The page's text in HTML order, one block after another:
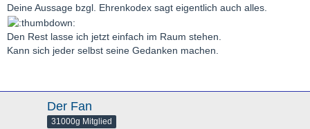
Deine Aussage bzgl. Ehrenkodex sagt eigentlich auch alles.
Den Rest lasse ich jetzt einfach im Raum stehen.
Kann sich jeder selbst seine Gedanken machen.
Der Fan
31000g Mitglied